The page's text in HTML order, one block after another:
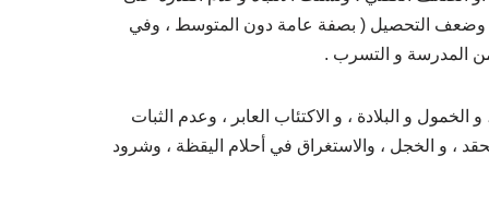
، وضعف التحصيل ( بصفة عامة دون المتوسط ، وفي
من المدرسة و التسرب .
و البلادة ، و الاكتئاب العابر ، وعدم الثبات
، و الخجل ، والاستغراق في أحلام اليقظة ، وشرود